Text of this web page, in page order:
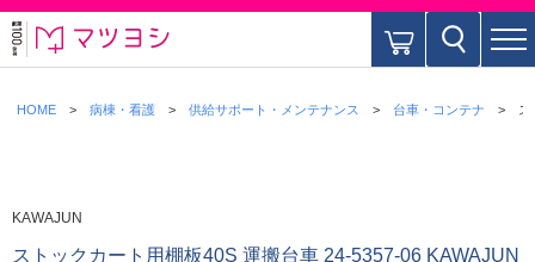
HOME 病棟・看護 供給サポート・メンテナンス 台車・コンテナ ス
KAWAJUN
ストックカート用棚板40S 運搬台車 24-5357-06 KAWAJUN